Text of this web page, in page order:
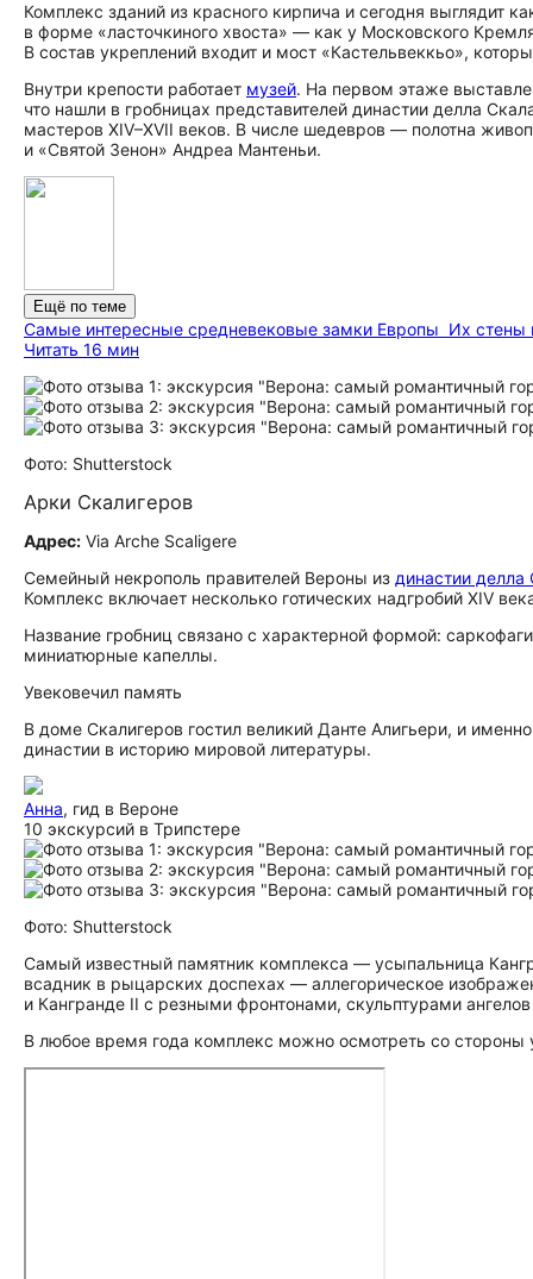
Комплекс зданий из красного кирпича и сегодня выглядит
в форме «ласточкиного хвоста» — как у Московского
В состав укреплений входит и мост «Кастельвеккьо»,
Внутри крепости работает музей. На первом этаже
что нашли в гробницах представителей династии делла
мастеров XIV–XVII веков. В числе шедевров — полотна
и «Святой Зенон» Андреа Мантеньи.
Ещё по теме
Самые интересные средневековые замки Европы Их стены
Читать 16 мин
Фото: Shutterstock
Арки Скалигеров
Адрес: Via Arche Scaligere
Семейный некрополь правителей Вероны из династии делла
Комплекс включает несколько готических надгробий XIV
Название гробниц связано с характерной формой:
миниатюрные капеллы.
Увековечил память
В доме Скалигеров гостил великий Данте Алигьери, и
династии в историю мировой литературы.
Анна, гид в Вероне
10 экскурсий в Трипстере
Фото: Shutterstock
Самый известный памятник комплекса — усыпальница
всадник в рыцарских доспехах — аллегорическое
и Кангранде II с резными фронтонами, скульптурами
В любое время года комплекс можно осмотреть со